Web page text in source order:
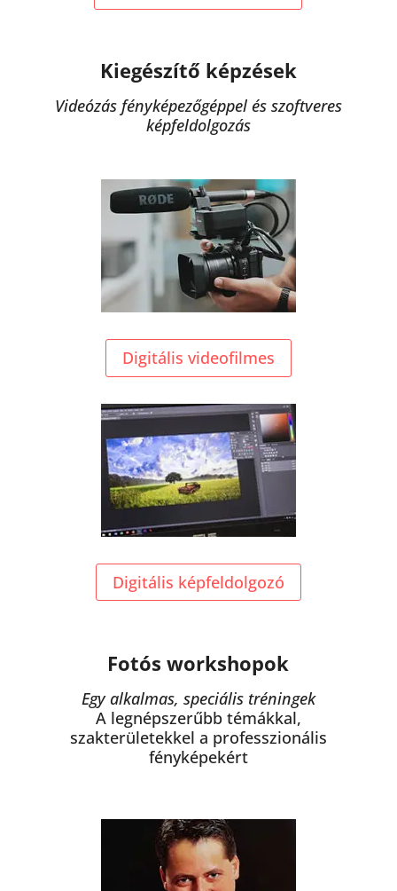
Kiegészítő képzések
Videózás fényképezőgéppel és szoftveres
képfeldolgozás
Digitális videofilmes
Digitális képfeldolgozó
Fotós workshopok
Egy alkalmas, speciális tréningek
A legnépszerűbb témákkal,
szakterületekkel a professzionális
fényképekért